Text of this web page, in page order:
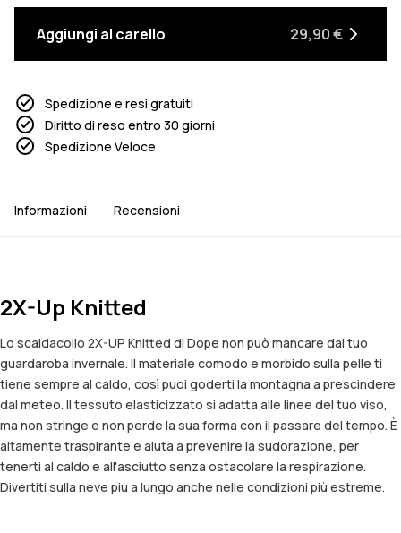
Aggiungi al carello 29,90 €
Spedizione e resi gratuiti
Diritto di reso entro 30 giorni
Spedizione Veloce
Informazioni Recensioni
2X-Up Knitted
Lo scaldacollo 2X-UP Knitted di Dope non può mancare dal tuo
guardaroba invernale. Il materiale comodo e morbido sulla pelle ti
tiene sempre al caldo, così puoi goderti la montagna a prescindere
dal meteo. Il tessuto elasticizzato si adatta alle linee del tuo viso,
ma non stringe e non perde la sua forma con il passare del tempo. È
altamente traspirante e aiuta a prevenire la sudorazione, per
tenerti al caldo e all'asciutto senza ostacolare la respirazione.
Divertiti sulla neve più a lungo anche nelle condizioni più estreme.